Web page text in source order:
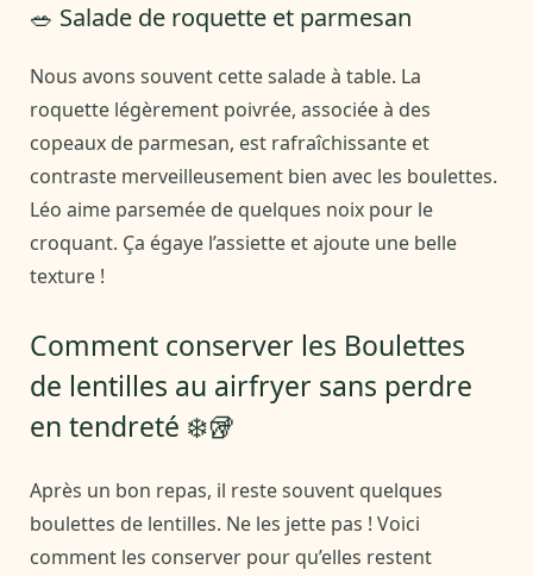
🥗 Salade de roquette et parmesan
Nous avons souvent cette salade à table. La
roquette légèrement poivrée, associée à des
copeaux de parmesan, est rafraîchissante et
contraste merveilleusement bien avec les boulettes.
Léo aime parsemée de quelques noix pour le
croquant. Ça égaye l’assiette et ajoute une belle
texture !
Comment conserver les Boulettes
de lentilles au airfryer sans perdre
en tendreté ❄️🥡
Après un bon repas, il reste souvent quelques
boulettes de lentilles. Ne les jette pas ! Voici
comment les conserver pour qu’elles restent